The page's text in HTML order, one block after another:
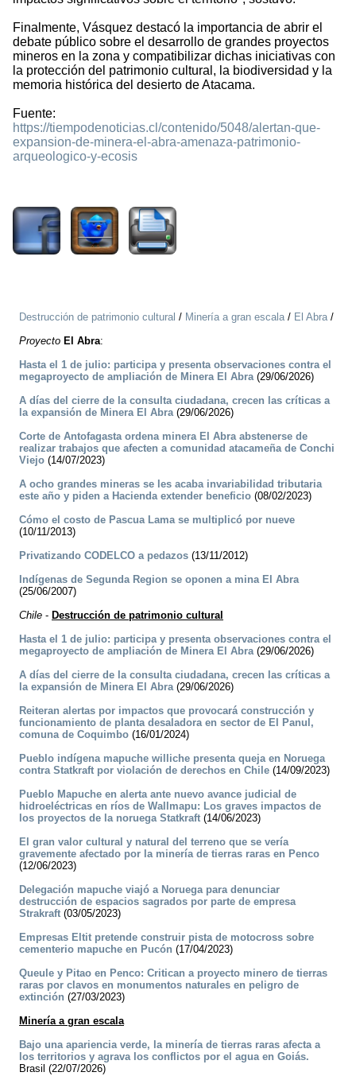
Finalmente, Vásquez destacó la importancia de abrir el
debate público sobre el desarrollo de grandes proyectos
mineros en la zona y compatibilizar dichas iniciativas con
la protección del patrimonio cultural, la biodiversidad y la
memoria histórica del desierto de Atacama.
Fuente:
https://tiempodenoticias.cl/contenido/5048/alertan-que-
expansion-de-minera-el-abra-amenaza-patrimonio-
arqueologico-y-ecosis
Destrucción de patrimonio cultural / Minería a gran escala/ El Abra/
Proyecto El Abra:
Hasta el 1 de julio: participa y presenta observaciones contra el
megaproyecto de ampliación de Minera El Abra(29/06/2026)
A días del cierre de la consulta ciudadana, crecen las críticas a
la expansión de Minera El Abra(29/06/2026)
Corte de Antofagasta ordena minera El Abra abstenerse de
realizar trabajos que afecten a comunidad atacameña de Conchi
Viejo (14/07/2023)
A ocho grandes mineras se les acaba invariabilidad tributaria
este año y piden a Hacienda extender beneficio (08/02/2023)
Cómo el costo de Pascua Lama se multiplicó por nueve
(10/11/2013)
Privatizando CODELCO a pedazos (13/11/2012)
Indígenas de Segunda Region se oponen a mina El Abra
(25/06/2007)
Chile - Destrucción de patrimonio cultural
Hasta el 1 de julio: participa y presenta observaciones contra el
megaproyecto de ampliación de Minera El Abra(29/06/2026)
A días del cierre de la consulta ciudadana, crecen las críticas a
la expansión de Minera El Abra(29/06/2026)
Reiteran alertas por impactos que provocará construcción y
funcionamiento de planta desaladora en sector de El Panul,
comuna de Coquimbo (16/01/2024)
Pueblo indígena mapuche williche presenta queja en Noruega
contra Statkraft por violación de derechos en Chile (14/09/2023)
Pueblo Mapuche en alerta ante nuevo avance judicial de
hidroeléctricas en ríos de Wallmapu: Los graves impactos de
los proyectos de la noruega Statkraft (14/06/2023)
El gran valor cultural y natural del terreno que se vería
gravemente afectado por la minería de tierras raras en Penco
(12/06/2023)
Delegación mapuche viajó a Noruega para denunciar
destrucción de espacios sagrados por parte de empresa
Strakraft (03/05/2023)
Empresas Eltit pretende construir pista de motocross sobre
cementerio mapuche en Pucón (17/04/2023)
Queule y Pitao en Penco: Critican a proyecto minero de tierras
raras por clavos en monumentos naturales en peligro de
extinción (27/03/2023)
Minería a gran escala
Bajo una apariencia verde, la minería de tierras raras afecta a
los territorios y agrava los conflictos por el agua en Goiás.
Brasil (22/07/2026)